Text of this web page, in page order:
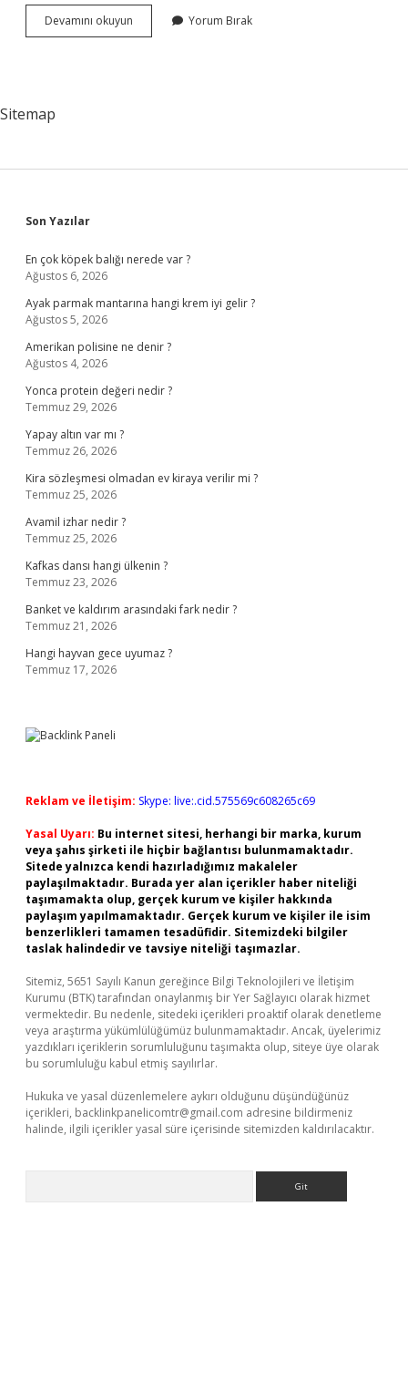
Devamını okuyun Geçerlik
Katsayısı
Yorum Bırak
Sitemap
Sidebar
Son Yazılar
En çok köpek balığı nerede var ?
Ağustos 6, 2026
Ayak parmak mantarına hangi krem iyi gelir ?
Ağustos 5, 2026
Amerikan polisine ne denir ?
Ağustos 4, 2026
Yonca protein değeri nedir ?
Temmuz 29, 2026
Yapay altın var mı ?
Temmuz 26, 2026
Kira sözleşmesi olmadan ev kiraya verilir mi ?
Temmuz 25, 2026
Avamil izhar nedir ?
Temmuz 25, 2026
Kafkas dansı hangi ülkenin ?
Temmuz 23, 2026
Banket ve kaldırım arasındaki fark nedir ?
Temmuz 21, 2026
Hangi hayvan gece uyumaz ?
Temmuz 17, 2026
Reklam ve İletişim: Skype: live:.cid.575569c608265c69
Yasal Uyarı: Bu internet sitesi, herhangi bir marka, kurum
veya şahıs şirketi ile hiçbir bağlantısı bulunmamaktadır.
Sitede yalnızca kendi hazırladığımız makaleler
paylaşılmaktadır. Burada yer alan içerikler haber niteliği
taşımamakta olup, gerçek kurum ve kişiler hakkında
paylaşım yapılmamaktadır. Gerçek kurum ve kişiler ile isim
benzerlikleri tamamen tesadüfidir. Sitemizdeki bilgiler
taslak halindedir ve tavsiye niteliği taşımazlar.
Sitemiz, 5651 Sayılı Kanun gereğince Bilgi Teknolojileri ve İletişim
Kurumu (BTK) tarafından onaylanmış bir Yer Sağlayıcı olarak hizmet
vermektedir. Bu nedenle, sitedeki içerikleri proaktif olarak denetleme
veya araştırma yükümlülüğümüz bulunmamaktadır. Ancak, üyelerimiz
yazdıkları içeriklerin sorumluluğunu taşımakta olup, siteye üye olarak
bu sorumluluğu kabul etmiş sayılırlar.
Hukuka ve yasal düzenlemelere aykırı olduğunu düşündüğünüz
içerikleri, backlinkpanelicomtr@gmail.com adresine bildirmeniz
halinde, ilgili içerikler yasal süre içerisinde sitemizden kaldırılacaktır.